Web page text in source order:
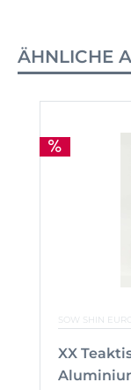
ÄHNLICHE
SOW SHIN
XX